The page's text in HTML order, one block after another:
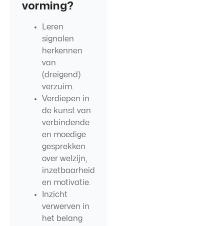
vorming?
Leren
signalen
herkennen
van
(dreigend)
verzuim.
Verdiepen in
de kunst van
verbindende
en moedige
gesprekken
over welzijn,
inzetbaarheid
en motivatie.
Inzicht
verwerven in
het belang